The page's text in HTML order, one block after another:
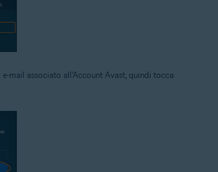
mail associato all'Account Avast, quindi tocca